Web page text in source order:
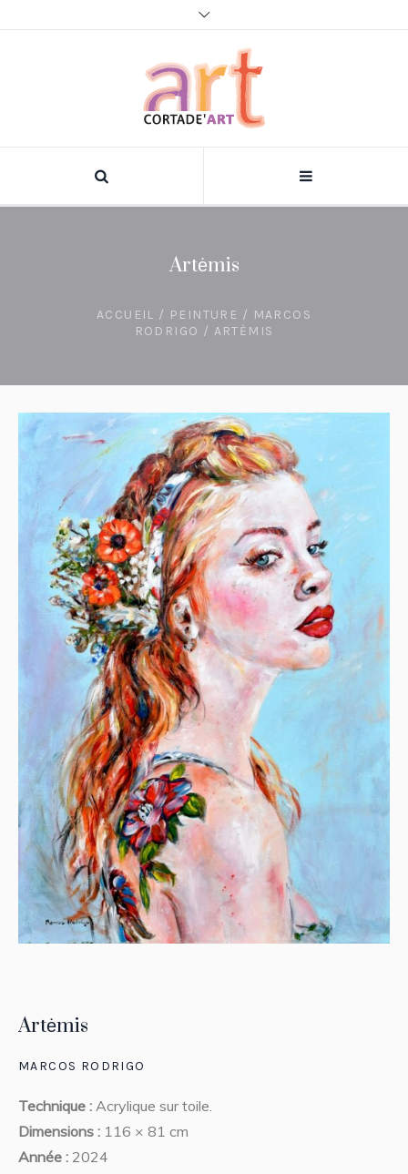
Artėmis
ACCUEIL / PEINTURE / MARCOS
RODRIGO / ARTĖMIS
Artėmis
MARCOS RODRIGO
Technique : Acrylique sur toile.
Dimensions : 116 × 81 cm
Année : 2024